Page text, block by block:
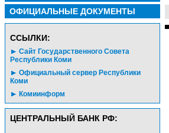
ОФИЦИАЛЬНЫЕ ДОКУМЕНТЫ
CСЫЛКИ:
Сайт Государственного Совета
Республики Коми
Официальный сервер Республики
Коми
Комиинформ
ЦЕНТРАЛЬНЫЙ БАНК РФ: